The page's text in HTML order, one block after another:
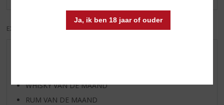
Ja, ik ben 18 jaar of ouder
EXCL. BTW INCL. BTW
WHISKY VAN DE MAAND
RUM VAN DE MAAND